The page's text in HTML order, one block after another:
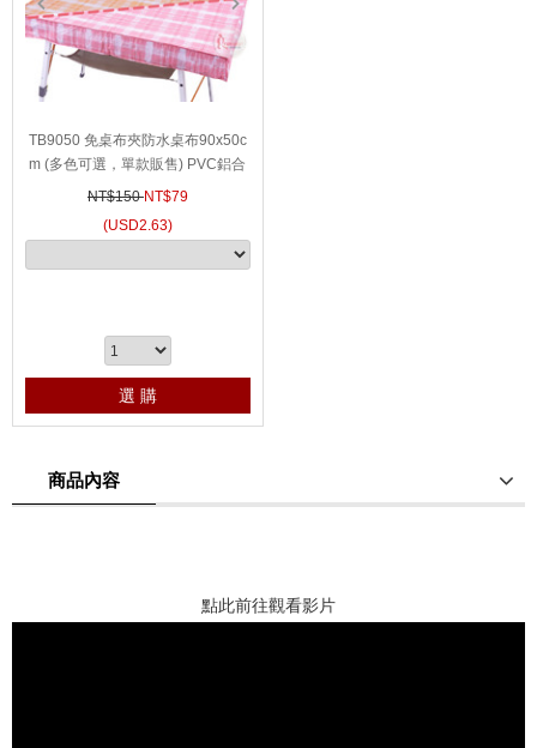
TB9050 免桌布夾防水桌布90x50c
m (多色可選，單款販售) PVC鋁合
金蛋捲桌巾鋁捲桌布NTT26 NTT16
NT$150NT$79
(USD2.63)
選 購
商品內容
點此前往觀看影片